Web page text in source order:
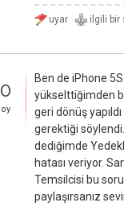
0
oy
Ben de iPhone
yükselttiğimden
geri dönüş
gerektiği
dediğimde
hatası veriyor.
Temsilcisi bu
paylaşırsanız